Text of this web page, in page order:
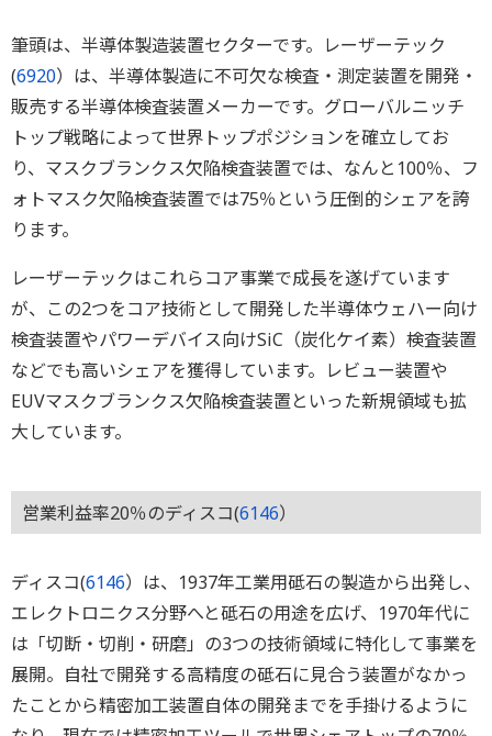
筆頭は、半導体製造装置セクターです。レーザーテック
(6920）は、半導体製造に不可欠な検査・測定装置を開発・
販売する半導体検査装置メーカーです。グローバルニッチ
トップ戦略によって世界トップポジションを確立してお
り、マスクブランクス欠陥検査装置では、なんと100％、フ
ォトマスク欠陥検査装置では75％という圧倒的シェアを誇
ります。
レーザーテックはこれらコア事業で成長を遂げています
が、この2つをコア技術として開発した半導体ウェハー向け
検査装置やパワーデバイス向けSiC（炭化ケイ素）検査装置
などでも高いシェアを獲得しています。レビュー装置や
EUVマスクブランクス欠陥検査装置といった新規領域も拡
大しています。
営業利益率20％のディスコ(6146）
ディスコ(6146）は、1937年工業用砥石の製造から出発し、
エレクトロニクス分野へと砥石の用途を広げ、1970年代に
は「切断・切削・研磨」の3つの技術領域に特化して事業を
展開。自社で開発する高精度の砥石に見合う装置がなかっ
たことから精密加工装置自体の開発までを手掛けるように